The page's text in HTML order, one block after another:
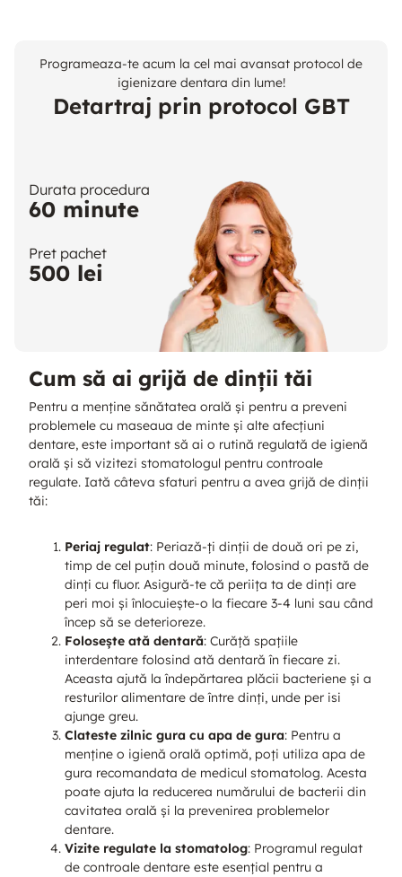
Programeaza-te acum la cel mai avansat protocol de
igienizare dentara din lume!
Detartraj prin protocol GBT
Durata procedura
60 minute
Pret pachet
500 lei
Cum să ai grijă de dinții tăi
Pentru a menține sănătatea orală și pentru a preveni
problemele cu maseaua de minte și alte afecțiuni
dentare, este important să ai o rutină regulată de igienă
orală și să vizitezi stomatologul pentru controale
regulate. Iată câteva sfaturi pentru a avea grijă de dinții
tăi:
Periaj regulat: Periază-ți dinții de două ori pe zi,
timp de cel puțin două minute, folosind o pastă de
dinți cu fluor. Asigură-te că periița ta de dinți are
peri moi și înlocuiește-o la fiecare 3-4 luni sau când
încep să se deterioreze.
Folosește ată dentară: Curăță spațiile
interdentare folosind ată dentară în fiecare zi.
Aceasta ajută la îndepărtarea plăcii bacteriene și a
resturilor alimentare de între dinți, unde per isi
ajunge greu.
Clateste zilnic gura cu apa de gura: Pentru a
menține o igienă orală optimă, poți utiliza apa de
gura recomandata de medicul stomatolog. Acesta
poate ajuta la reducerea numărului de bacterii din
cavitatea orală și la prevenirea problemelor
dentare.
Vizite regulate la stomatolog: Programul regulat
de controale dentare este esențial pentru a